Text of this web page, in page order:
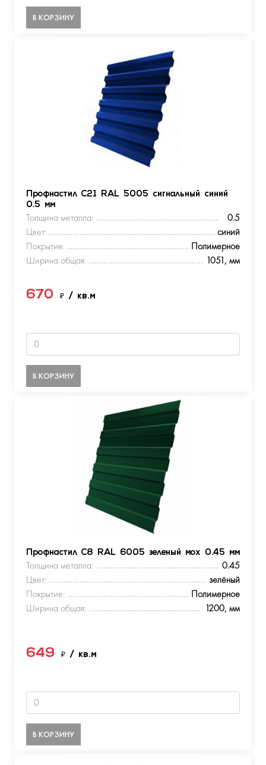
В КОРЗИНУ
Профнастил С21 RAL 5005 сигнальный синий
0.5 мм
Толщина металла:
0.5
Цвет:
синий
Покрытие:
Полимерное
Ширина общая:
1051, мм
670 ₽ / кв.м
В КОРЗИНУ
Профнастил С8 RAL 6005 зеленый мох 0.45 мм
Толщина металла:
0.45
Цвет:
зелёный
Покрытие:
Полимерное
Ширина общая:
1200, мм
649 ₽ / кв.м
В КОРЗИНУ